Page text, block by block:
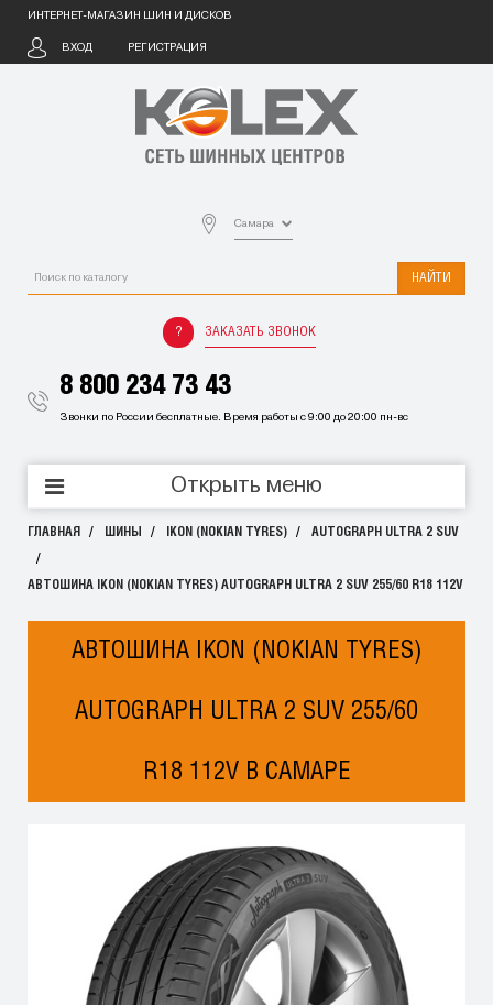
ИНТЕРНЕТ-МАГАЗИН ШИН И ДИСКОВ
ВХОД РЕГИСТРАЦИЯ
Самара
НАЙТИ
ЗАКАЗАТЬ ЗВОНОК
8 800 234 73 43
Звонки по России бесплатные. Время работы с 9:00 до 20:00 пн-вс
Открыть меню
ГЛАВНАЯ ШИНЫ IKON (NOKIAN TYRES) AUTOGRAPH ULTRA 2 SUV
АВТОШИНА IKON (NOKIAN TYRES) AUTOGRAPH ULTRA 2 SUV 255/60 R18 112V
АВТОШИНА IKON (NOKIAN TYRES)
AUTOGRAPH ULTRA 2 SUV 255/60
R18 112V В САМАРЕ